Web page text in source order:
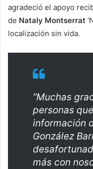
agradeció el apoyo
de Nataly Montserrat
localización sin vida.
“Muchas
personas
información
González
más con